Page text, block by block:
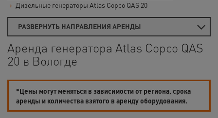
Дизельные генераторы Atlas Copco QAS 20
РАЗВЕРНУТЬ НАПРАВЛЕНИЯ АРЕНДЫ
Аренда генератора Atlas Copco QAS
20 в Вологде
*Цены могут меняться в зависимости от региона, срока
аренды и количества взятого в аренду оборудования.